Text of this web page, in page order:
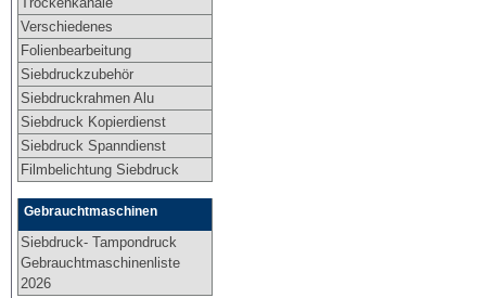
Verschiedenes
Folienbearbeitung
Siebdruckzubehör
Siebdruckrahmen Alu
Siebdruck Kopierdienst
Siebdruck Spanndienst
Filmbelichtung Siebdruck
Gebrauchtmaschinen
Siebdruck- Tampondruck
Gebrauchtmaschinenliste
2026